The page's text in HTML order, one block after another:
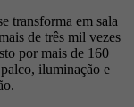
transforma em sala
de três mil vezes
por mais de 160
iluminação e